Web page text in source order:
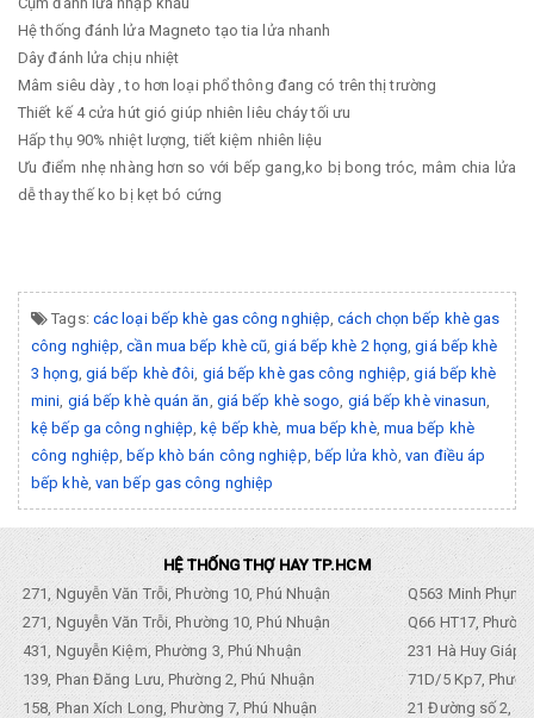
Hệ thống đánh lửa Magneto tạo tia lửa nhanh
Dây đánh lửa chịu nhiệt
Mâm siêu dày , to hơn loại phổ thông đang có trên thị trường
Thiết kế 4 cửa hút gió giúp nhiên liêu cháy tối ưu
Hấp thụ 90% nhiệt lượng, tiết kiệm nhiên liệu
Ưu điểm nhẹ nhàng hơn so với bếp gang,ko bị bong tróc, mâm chia lửa
dễ thay thế ko bị kẹt bó cứng
Tags: các loại bếp khè gas công nghiệp ,cách chọn bếp khè gas
công nghiệp ,cần mua bếp khè cũ ,giá bếp khè 2 họng ,giá bếp khè
3 họng giá bếp khè đôi giá bếp khè gas công nghiệp ,giá bếp khè
mini giá bếp khè quán ăn giá bếp khè sogo giá bếp khè vinasun
kệ bếp ga công nghiệp ,kệ bếp khè mua bếp khè, mua bếp khè
công nghiệp ,bếp khò bán công nghiệp bếp lửa khò ,van điều áp
bếp khè, van bếp gas công nghiệp
HỆ THỐNG THỢ HAY TP.HCM
271, Nguyễn Văn Trỗi, Phường 10, Phú Nhuận
Q563 Minh
271, Nguyễn Văn Trỗi, Phường 10, Phú Nhuận
Q66 HT17,
431, Nguyễn Kiệm, Phường 3, Phú Nhuận
231 Hà Huy Giáp,
139, Phan Đăng Lưu, Phường 2, Phú Nhuận
71D/5 Kp7,
158, Phan Xích Long, Phường 7, Phú Nhuận
21 Đường số 2,